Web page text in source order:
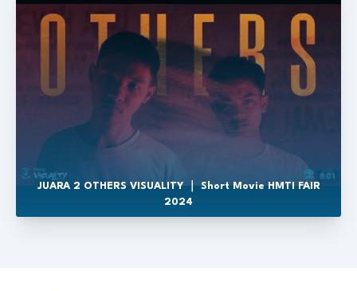
JUARA 2 OTHERS VISUALITY ｜ Short Movie HMTI FAIR
2024